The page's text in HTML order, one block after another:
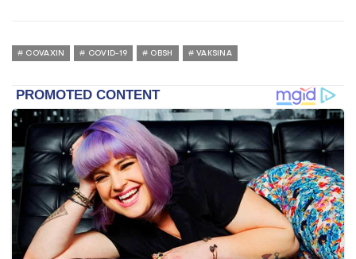
COVAXIN COVID-19 OBSH VAKSINA